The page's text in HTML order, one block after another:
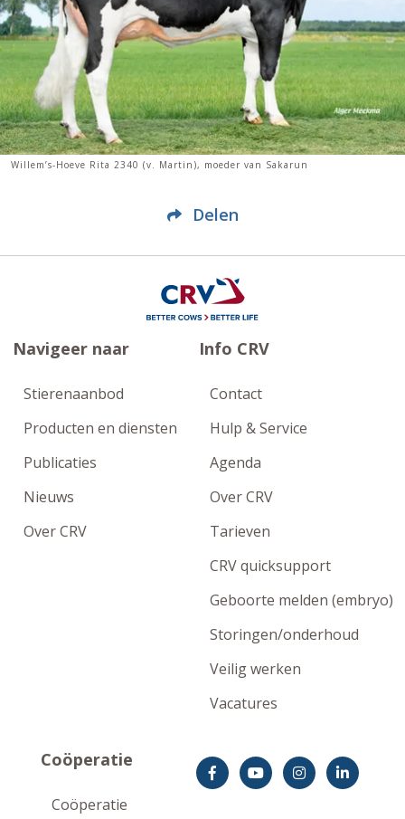
Willem’s-Hoeve Rita 2340 (v. Martin), moeder van Sakarun
Delen
Navigeer naar
Stierenaanbod
Producten en diensten
Publicaties
Nieuws
Over CRV
Info CRV
Contact
Hulp & Service
Agenda
Over CRV
Tarieven
CRV quicksupport
Geboorte melden (embryo)
Storingen/onderhoud
Veilig werken
Vacatures
Coöperatie
Coöperatie